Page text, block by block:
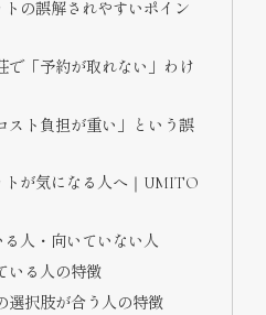
の誤解されやすいポイン
で「予約が取れない」わけ
スト負担が重い」という誤
トが気になる人へ｜UMITO
人・向いていない人
いる人の特徴
選択肢が合う人の特徴